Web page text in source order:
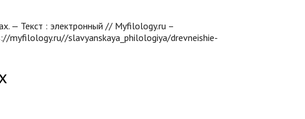
— Текст : электронный // Myfilology.ru –
myfilology.ru//slavyanskaya_philologiya/drevneishie-